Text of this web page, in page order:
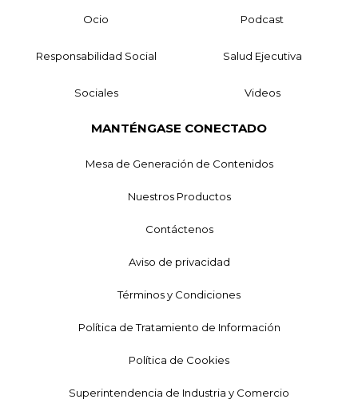
Ocio Podcast
Responsabilidad Social Salud Ejecutiva
Sociales Videos
MANTÉNGASE CONECTADO
Mesa de Generación de Contenidos
Nuestros Productos
Contáctenos
Aviso de privacidad
Términos y Condiciones
Política de Tratamiento de Información
Política de Cookies
Superintendencia de Industria y Comercio